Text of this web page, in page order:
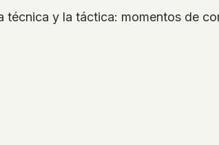
técnica y la táctica: momentos de